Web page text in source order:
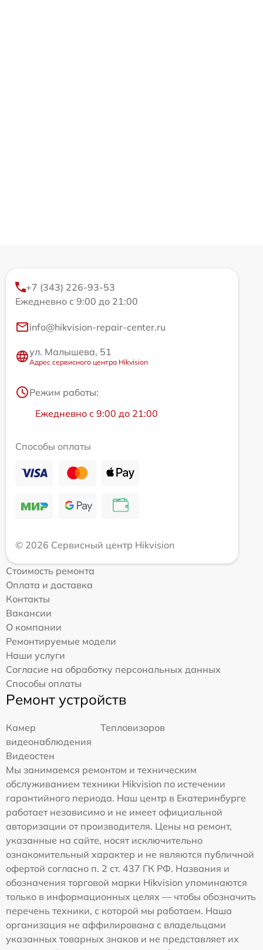
+7 (343) 226-93-53
Ежедневно с 9:00 до 21:00
info@hikvision-repair-center.ru
ул. Малышева, 51
Адрес сервисного центра Hikvision
Режим работы:
Ежедневно с 9:00 до 21:00
Способы оплаты
© 2026 Сервисный центр Hikvision
Стоимость ремонта
Оплата и доставка
Контакты
Вакансии
О компании
Ремонтируемые модели
Наши услуги
Согласие на обработку персональных данных
Способы оплаты
Ремонт устройств
Камер
видеонаблюдения
Тепловизоров
Видеостен
Мы занимаемся ремонтом и техническим
обслуживанием техники Hikvision по истечении
гарантийного периода. Наш центр в Екатеринбурге
работает независимо и не имеет официальной
авторизации от производителя. Цены на ремонт,
указанные на сайте, носят исключительно
ознакомительный характер и не являются публичной
офертой согласно п. 2 ст. 437 ГК РФ. Названия и
обозначения торговой марки Hikvision упоминаются
только в информационных целях — чтобы обозначить
перечень техники, с которой мы работаем. Наша
организация не аффилирована с владельцами
указанных товарных знаков и не представляет их